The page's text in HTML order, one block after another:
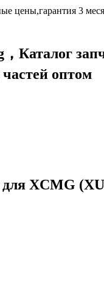
цены,гарантия 3
Каталог
оптом